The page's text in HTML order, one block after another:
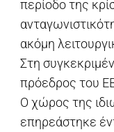
περίοδο της
ακόμη
Στη
πρόεδρος του
O χώρος της
επηρεάστηκε